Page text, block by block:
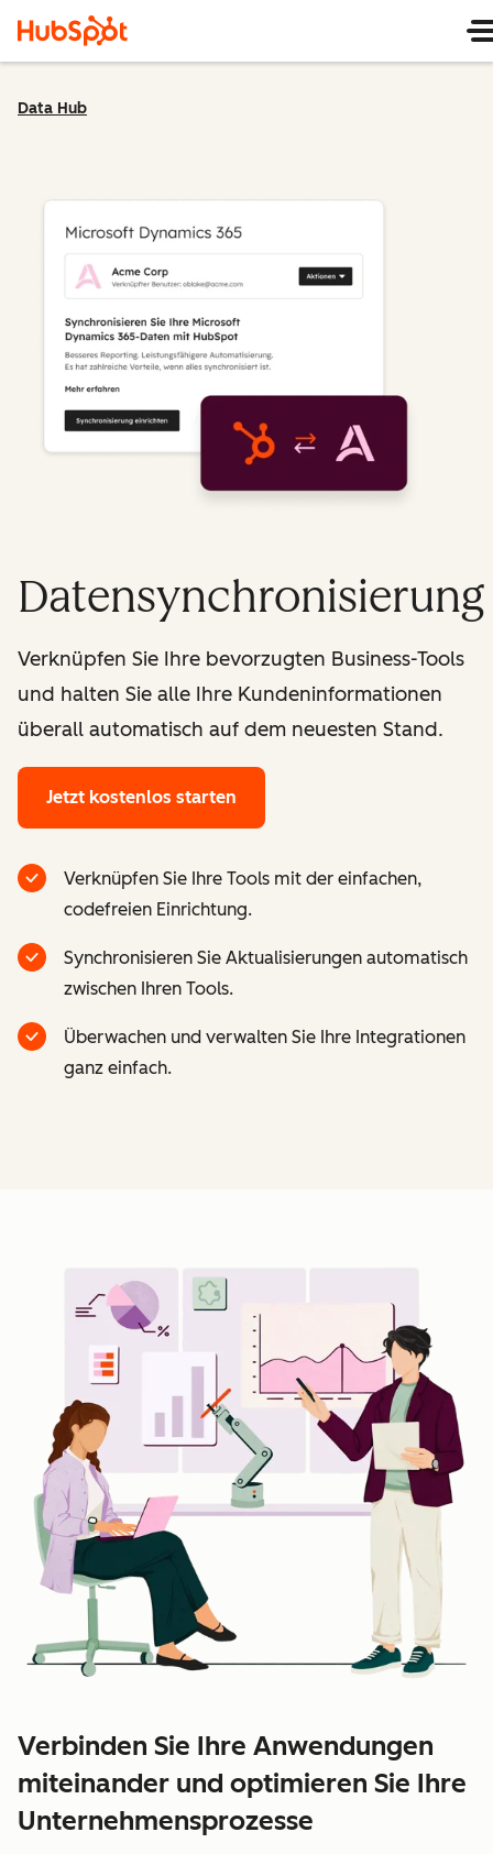
Data Hub
Datensynchronisierung
Verknüpfen Sie Ihre bevorzugten Business-Tools
und halten Sie alle Ihre Kundeninformationen
überall automatisch auf dem neuesten Stand.
Jetzt kostenlos starten
Verknüpfen Sie Ihre Tools mit der einfachen,
codefreien Einrichtung.
Synchronisieren Sie Aktualisierungen automatisch
zwischen Ihren Tools.
Überwachen und verwalten Sie Ihre Integrationen
ganz einfach.
Verbinden Sie Ihre Anwendungen
miteinander und optimieren Sie Ihre
Unternehmensprozesse